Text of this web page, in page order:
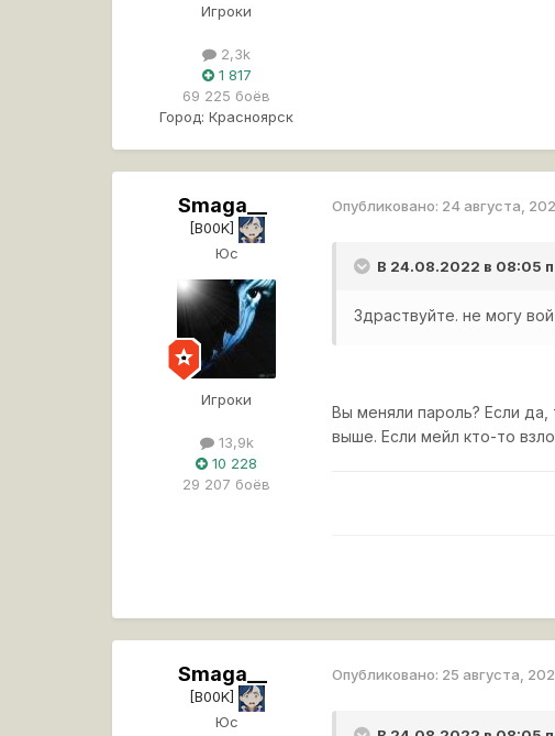
Игроки
2,3k
1 817
69 225 боёв
Город: Красноярск
Smaga__
[B00K]
Юс
Игроки
13,9k
10 228
29 207 боёв
Опубликовано: 24 августа,
В 24.08.2022 в 08:05
Здраствуйте. не могу
Вы меняли пароль? Если да,
выше. Если мейл кто-то
Smaga__
[B00K]
Юс
Опубликовано: 25 августа,